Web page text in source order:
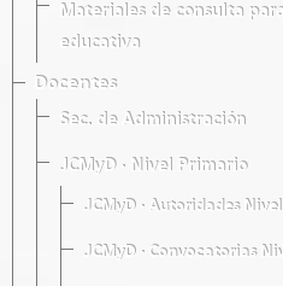
Materiales de consulta
educativa
Docentes
Sec. de Administración
JCMyD · Nivel Primario
JCMyD · Autoridades
JCMyD · Convocatorias